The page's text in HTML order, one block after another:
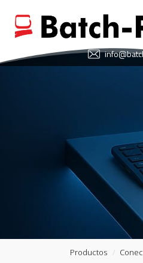
Productos
FAVORITOS